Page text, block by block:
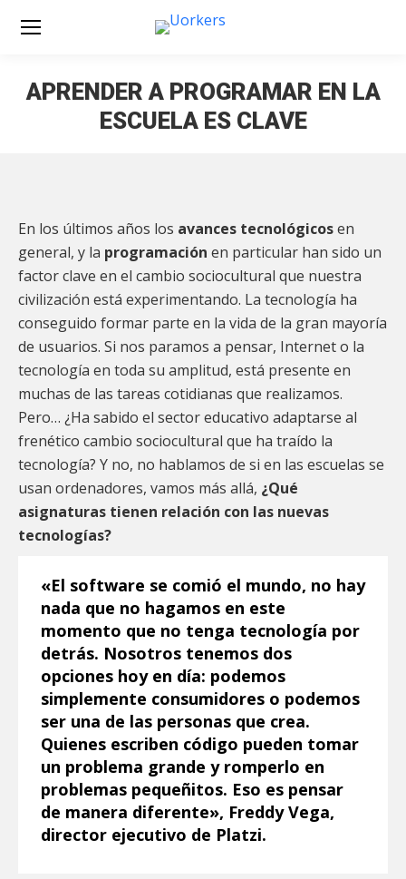
APRENDER A PROGRAMAR EN LA
ESCUELA ES CLAVE
En los últimos años los avances tecnológicosen
general, y la programación en particular han sido un
factor clave en el cambio sociocultural que nuestra
civilización está experimentando. La tecnología ha
conseguido formar parte en la vida de la gran mayoría
de usuarios. Si nos paramos a pensar, Internet o la
tecnología en toda su amplitud, está presente en
muchas de las tareas cotidianas que realizamos.
Pero… ¿Ha sabido el sector educativo adaptarse al
frenético cambio sociocultural que ha traído la
tecnología? Y no, no hablamos de si en las escuelas se
usan ordenadores, vamos más allá, ¿Qué
asignaturas tienen relación con las nuevas
tecnologías?
«El software se comió el mundo, no hay
nada que no hagamos en este
momento que no tenga tecnología por
detrás. Nosotros tenemos dos
opciones hoy en día: podemos
simplemente consumidores o podemos
ser una de las personas que crea.
Quienes escriben código pueden tomar
un problema grande y romperlo en
problemas pequeñitos. Eso es pensar
de manera diferente», Freddy Vega,
director ejecutivo de Platzi.